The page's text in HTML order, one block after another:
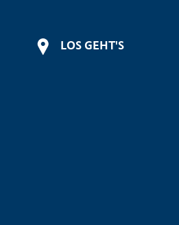
LOS GEHT'S